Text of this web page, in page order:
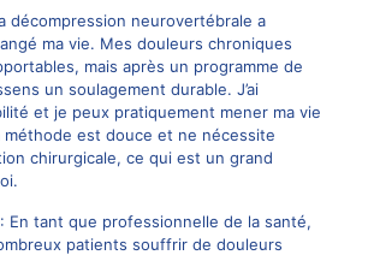
décompression neurovertébrale a
ma vie. Mes douleurs chroniques
mais après un programme de
un soulagement durable. J’ai
et je peux pratiquement mener ma vie
méthode est douce et ne nécessite
chirurgicale, ce qui est un grand
En tant que professionnelle de la santé,
patients souffrir de douleurs